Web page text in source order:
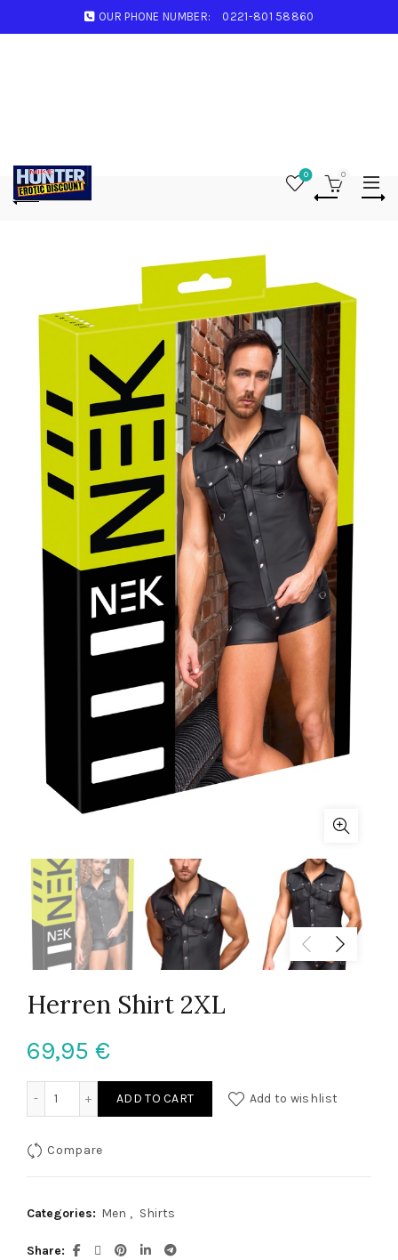
OUR PHONE NUMBER: 0221-801 58860
0 0
Herren Shirt 2XL
69,95 €
ADD TO CART Add to wishlist
Compare
Categories: Men , Shirts
Share